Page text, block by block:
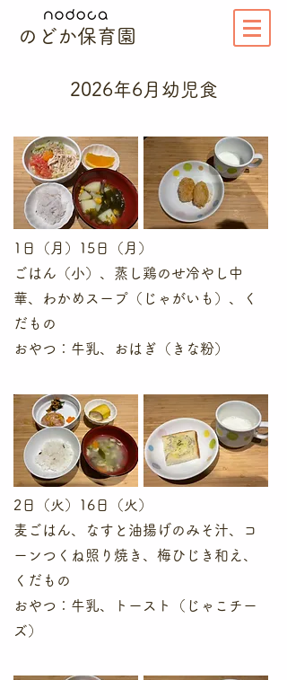
のどか保育園
2026年​6月幼児食
1日（月）15日（月）
ごはん（小）、蒸し鶏のせ冷やし中
華、わかめスープ（じゃがいも）、く
だもの
​おやつ：牛乳、おはぎ（きな粉）
2日（火）16日（火）
麦ごはん、なすと油揚げのみそ汁、コ
ーンつくね照り焼き、梅ひじき和え、
くだもの
​おやつ：牛乳、トースト（じゃこチー
ズ）